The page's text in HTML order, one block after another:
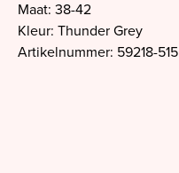
Maat: 38-42
Kleur: Thunder Grey
Artikelnummer: 59218-515